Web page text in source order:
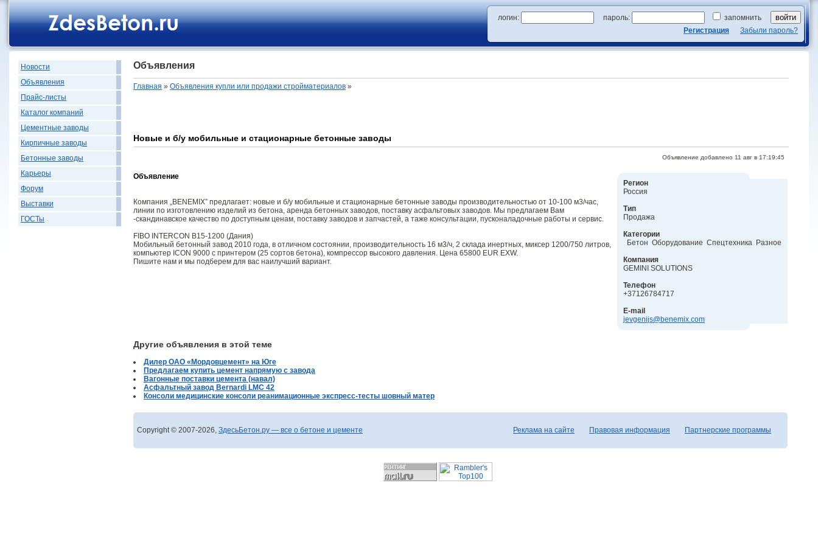
логин: пароль:
запомнить
Регистрация
Забыли пароль?
Новости
Объявления
Прайс-листы
Каталог компаний
Цементные заводы
Кирпичные заводы
Бетонные заводы
Карьеры
Форум
Выставки
ГОСТы
Объявления
Главная » Объявления купли или продажи стройматериалов »
Новые и б/у мобильные и стационарные бетонные заводы
Объявление добавлено 11 авг в 17:19:45
Объявление
Компания „BENEMIX” предлагает: новые и б/у мобильные и стационарные бетонные заводы производительностью от 10-100 м3/час,
линии по изготовлению изделий из бетона, аренда бетонных заводов, поставку асфальтовых заводов. Мы предлагаем Вам
-скандинавское качество по доступным ценам, поставку заводов и запчастей, а таже консультации, пусконаладочные работы и сервис.
FIBO INTERCON B15-1200 (Дания)
Мобильный бетонный завод 2010 года, в отличном состоянии, производительность 16 м3/ч, 2 склада инертных, миксер 1200/750 литров,
компьютер ICON 9000 c принтером (25 сортов бетона), компрессор высокого давления. Цена 65800 EUR EXW.
Пишите нам и мы подберем для вас наилучший вариант.
Регион
Россия
Тип
Продажа
Категории
Бетон Оборудование Спецтехника Разное
Компания
GEMINI SOLUTIONS
Телефон
+37126784717
E-mail
jevgenijs@benemix.com
Другие объявления в этой теме
Дилер ОАО «Мордовцемент» на Юге
Предлагаем купить цемент напрямую с завода
Вагонные поставки цемента (навал)
Асфальтный завод Bernardi LMC 42
Консоли медицинские консоли реанимационные экспресс-тесты шовный матер
Copyright © 2007-2026, ЗдесьБетон.ру — все о бетоне и цементе Реклама на сайте Правовая информация Партнерские программы